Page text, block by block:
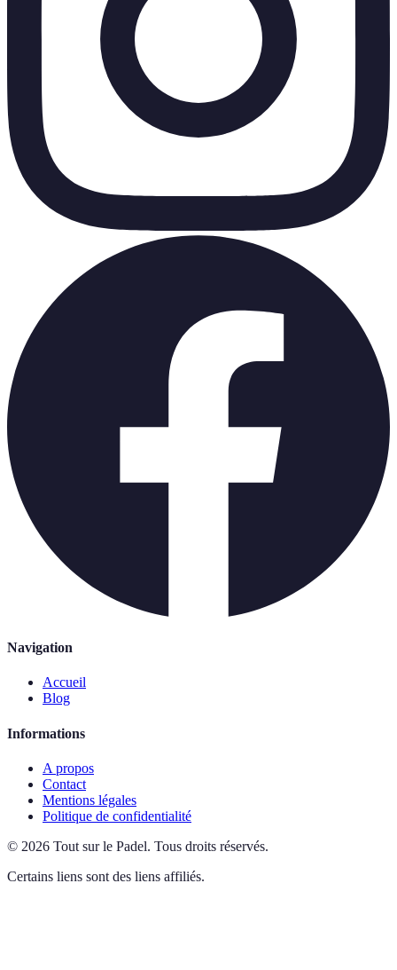
Navigation
Accueil
Blog
Informations
A propos
Contact
Mentions légales
Politique de confidentialité
© 2026 Tout sur le Padel. Tous droits réservés.
Certains liens sont des liens affiliés.